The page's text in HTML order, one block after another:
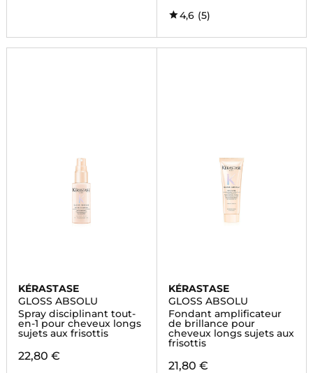
4,6 (5)
KÉRASTASE
GLOSS ABSOLU
Spray disciplinant tout-
en-1 pour cheveux longs
sujets aux frisottis
22,80 €
KÉRASTASE
GLOSS ABSOLU
Fondant amplificateur
de brillance pour
cheveux longs sujets aux
frisottis
21,80 €